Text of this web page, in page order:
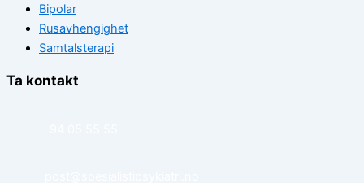
Bipolar
Rusavhengighet
Samtalsterapi
Ta kontakt